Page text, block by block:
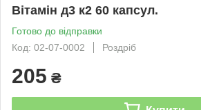
Вітамін д3 к2 60 капсул.
Готово до відправки
Код: 02-07-0002
Роздріб
205 ₴